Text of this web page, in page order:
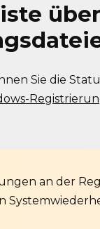
Sie die
an der